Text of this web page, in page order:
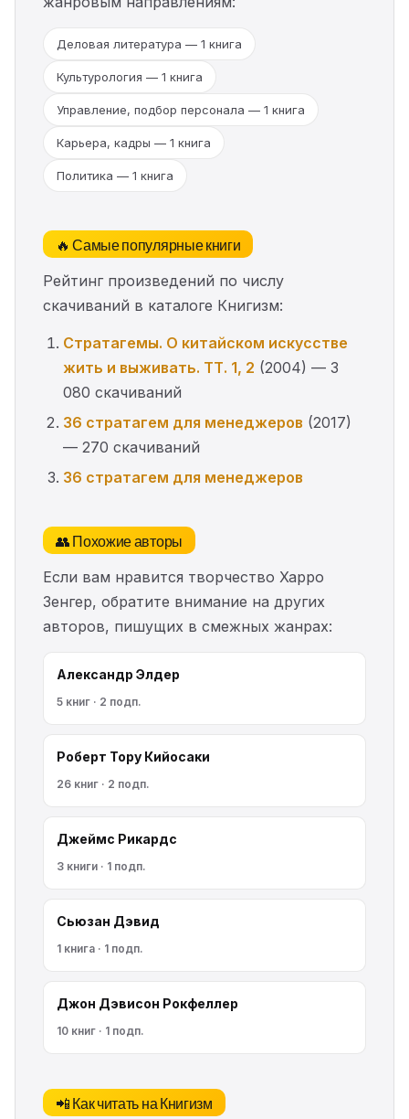
Деловая литература — 1 книга
Культурология — 1 книга
Управление, подбор персонала — 1 книга
Карьера, кадры — 1 книга
Политика — 1 книга
🔥 Самые популярные книги
Рейтинг произведений по числу
скачиваний в каталоге Книгизм:
Стратагемы. О китайском искусстве
жить и выживать. ТТ. 1, 2 (2004) — 3
080 скачиваний
36 стратагем для менеджеров (2017)
— 270 скачиваний
36 стратагем для менеджеров
👥 Похожие авторы
Если вам нравится творчество Харро
Зенгер, обратите внимание на других
авторов, пишущих в смежных жанрах:
Александр Элдер
5 книг · 2 подп.
Роберт Тору Кийосаки
26 книг · 2 подп.
Джеймс Рикардс
3 книги · 1 подп.
Сьюзан Дэвид
1 книга · 1 подп.
Джон Дэвисон Рокфеллер
10 книг · 1 подп.
📲 Как читать на Книгизм